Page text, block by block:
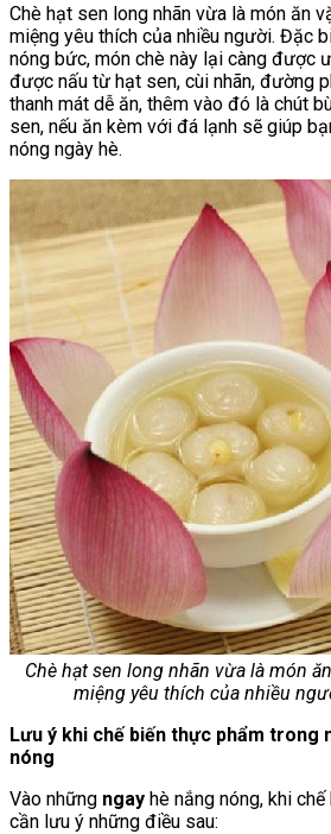
Chè hạt sen long nhãn vừa là món ăn
miệng yêu thích của nhiều người. Đặc
nóng bức, món chè này lại càng được
được nấu từ hạt sen, cùi nhãn, đường
thanh mát dễ ăn, thêm vào đó là chút
sen, nếu ăn kèm với đá lạnh sẽ giúp
nóng ngày hè.
Chè hạt sen long nhãn vừa là món
miệng yêu thích của nhiều
Lưu ý khi chế biến thực phẩm trong
nóng
Vào những ngay hè nắng nóng, khi
cần lưu ý những điều sau: